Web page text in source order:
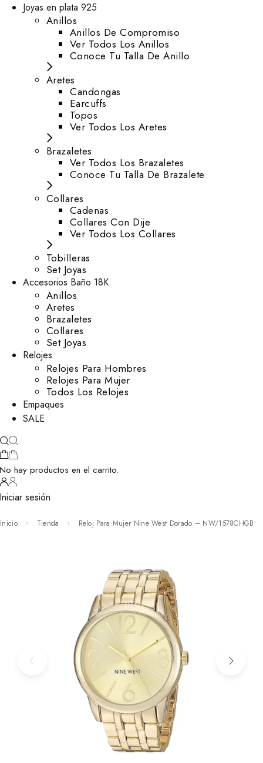
Joyas en plata 925
Anillos
Anillos De Compromiso
Ver Todos Los Anillos
Conoce Tu Talla De Anillo
Aretes
⁠Candongas
Earcuffs
Topos
Ver Todos Los Aretes
Brazaletes
Ver Todos Los Brazaletes
Conoce Tu Talla De Brazalete
Collares
Cadenas
Collares Con Dije
Ver Todos Los Collares
Tobilleras
Set Joyas
Accesorios Baño 18K
Anillos
Aretes
Brazaletes
Collares
Set Joyas
Relojes
Relojes Para Hombres
Relojes Para Mujer
Todos Los Relojes
Empaques
SALE
hay productos en el carrito.
sesión
Inicio Tienda Reloj Para Mujer Nine West Dorado – NW/1578CHGB